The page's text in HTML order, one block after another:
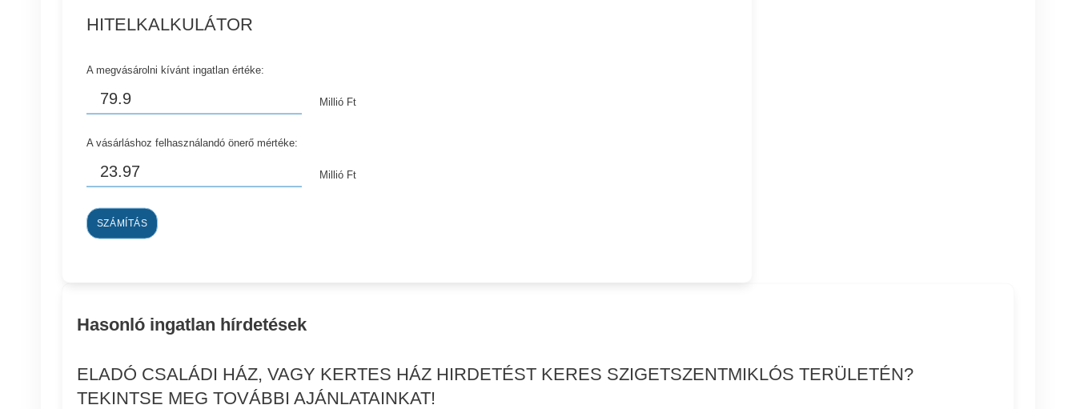
HITELKALKULÁTOR
A megvásárolni kívánt ingatlan értéke:
Millió Ft
A vásárláshoz felhasználandó önerő mértéke:
Millió Ft
SZÁMÍTÁS
Hasonló ingatlan hírdetések
ELADÓ CSALÁDI HÁZ, VAGY KERTES HÁZ HIRDETÉST KERES SZIGETSZENTMIKLÓS TERÜLETÉN?
TEKINTSE MEG TOVÁBBI AJÁNLATAINKAT!